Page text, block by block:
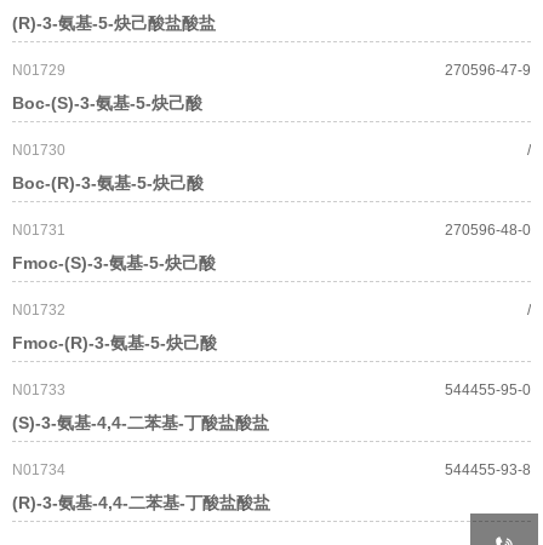
(R)-3-氨基-5-炔己酸盐酸盐
N01729
Boc-(S)-3-氨基-5-炔己酸
270596-47-9
N01730
Boc-(R)-3-氨基-5-炔己酸
/
N01731
Fmoc-(S)-3-氨基-5-炔己酸
270596-48-0
N01732
Fmoc-(R)-3-氨基-5-炔己酸
/
N01733
(S)-3-氨基-4,4-二苯基-丁酸盐酸盐
544455-95-0
N01734
(R)-3-氨基-4,4-二苯基-丁酸盐酸盐
544455-93-8